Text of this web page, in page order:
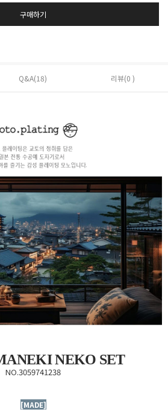
구매하기
Q&A(18) 리뷰(0 )
NEKO SET
NO.3059741238
[MADE]